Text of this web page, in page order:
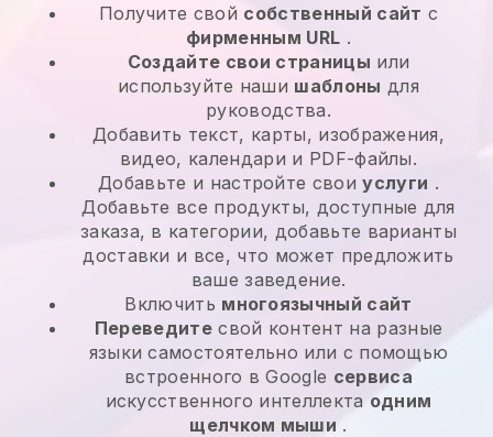
Получите свой собственный сайт с
фирменным URL .
Создайте свои страницы или
используйте наши шаблоны для
руководства.
Добавить текст, карты, изображения,
видео, календари и PDF-файлы.
Добавьте и настройте своиуслуги .
Добавьте все продукты, доступные для
заказа, в категории, добавьте варианты
доставки и все, что может предложить
ваше заведение.
Включить многоязычный сайт
Переведитесвой контент на разные
языки самостоятельно или с помощью
встроенного в Google сервиса
искусственного интеллекта одним
щелчком мыши .